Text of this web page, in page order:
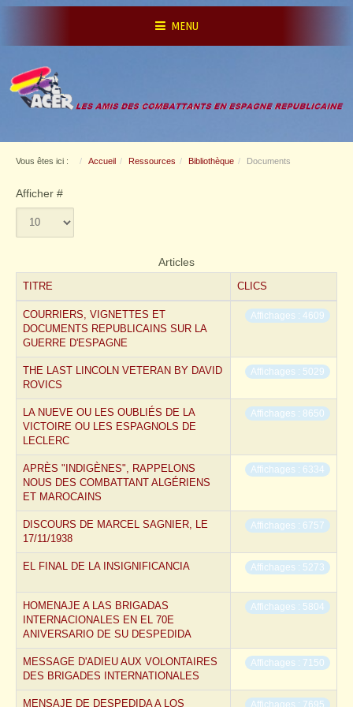
MENU
Vous êtes ici : Accueil Ressources Bibliothèque Documents
Afficher #
Articles
TITRE
CLICS
COURRIERS, VIGNETTES ET
DOCUMENTS REPUBLICAINS SUR LA
GUERRE D'ESPAGNE
Affichages : 4609
THE LAST LINCOLN VETERAN BY DAVID
ROVICS
Affichages : 5029
LA NUEVE OU LES OUBLIÉS DE LA
VICTOIRE OU LES ESPAGNOLS DE
LECLERC
Affichages : 8650
APRÈS "INDIGÈNES", RAPPELONS
NOUS DES COMBATTANT ALGÉRIENS
ET MAROCAINS
Affichages : 6334
DISCOURS DE MARCEL SAGNIER, LE
17/11/1938
Affichages : 6757
EL FINAL DE LA INSIGNIFICANCIA Affichages : 5273
HOMENAJE A LAS BRIGADAS
INTERNACIONALES EN EL 70E
ANIVERSARIO DE SU DESPEDIDA
Affichages : 5804
MESSAGE D'ADIEU AUX VOLONTAIRES
DES BRIGADES INTERNATIONALES
Affichages : 7150
MENSAJE DE DESPEDIDA A LOS Affichages : 7695